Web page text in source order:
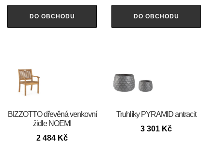
DO OBCHODU DO OBCHODU
BIZZOTTO dřevěná venkovní
židle NOEMI
2 484 Kč
Truhlíky PYRAMID antracit
3 301 Kč